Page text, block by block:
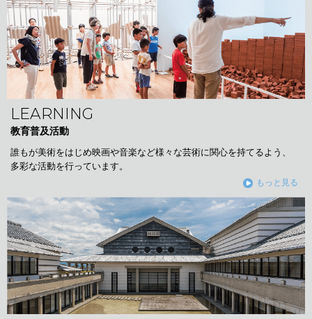
LEARNING
教育普及活動
誰もが美術をはじめ映画や音楽など様々な芸術に関心を持てるよう、
多彩な活動を行っています。
もっと見る